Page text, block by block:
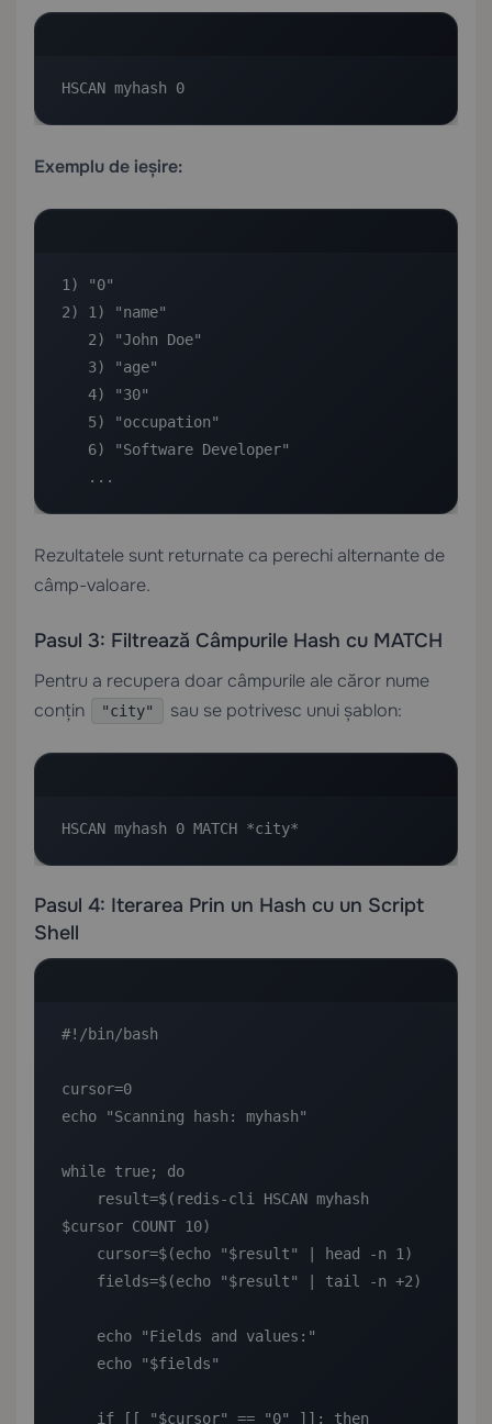
HSCAN myhash 0
Exemplu de ieșire:
1) "0"
2) 1) "name"
   ...
Rezultatele sunt returnate ca perechi alternante de
câmp-valoare.
Pasul 3: Filtrează Câmpurile Hash cu MATCH
Pentru a recupera doar câmpurile ale căror nume
conțin
"city" sau se potrivesc unui șablon:
HSCAN myhash 0 MATCH *city*
Pasul 4: Iterarea Prin un Hash cu un Script
Shell
#!/bin/bash
cursor=0
echo "Scanning hash: myhash"
while true; do
$cursor COUNT 10)